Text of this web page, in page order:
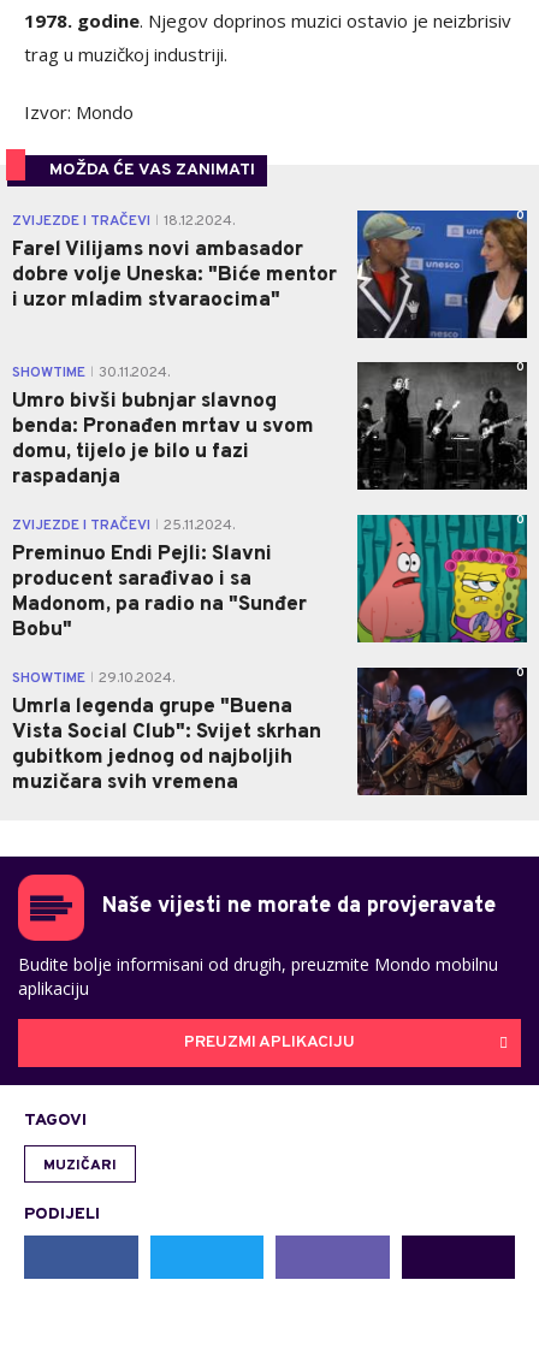
1978. godine. Njegov doprinos muzici ostavio je neizbrisiv
trag u muzičkoj industriji.
Izvor: Mondo
MOŽDA ĆE VAS ZANIMATI
ZVIJEZDE I TRAČEVI 18.12.2024.
Farel Vilijams novi ambasador
dobre volje Uneska: "Biće mentor
i uzor mladim stvaraocima"
0
SHOWTIME 30.11.2024.
Umro bivši bubnjar slavnog
benda: Pronađen mrtav u svom
domu, tijelo je bilo u fazi
raspadanja
0
ZVIJEZDE I TRAČEVI 25.11.2024.
Preminuo Endi Pejli: Slavni
producent sarađivao i sa
Madonom, pa radio na "Sunđer
Bobu"
0
SHOWTIME 29.10.2024.
Umrla legenda grupe "Buena
Vista Social Club": Svijet skrhan
gubitkom jednog od najboljih
muzičara svih vremena
0
Naše vijesti ne morate da provjeravate
Budite bolje informisani od drugih, preuzmite Mondo mobilnu
aplikaciju
PREUZMI APLIKACIJU
TAGOVI
MUZIČARI
PODIJELI